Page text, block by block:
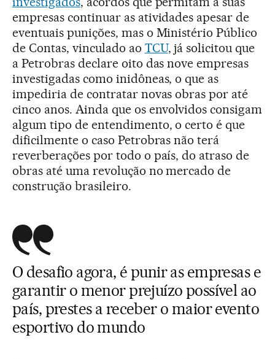
empresas continuar as atividades apesar de
eventuais punições, mas o Ministério Público
de Contas, vinculado ao TCU, já solicitou que
a Petrobras declare oito das nove empresas
investigadas como inidôneas, o que as
impediria de contratar novas obras por até
cinco anos. Ainda que os envolvidos consigam
algum tipo de entendimento, o certo é que
dificilmente o caso Petrobras não terá
reverberações por todo o país, do atraso de
obras até uma revolução no mercado de
construção brasileiro.
O desafio agora, é punir as empresas e
garantir o menor prejuízo possível ao
país, prestes a receber o maior evento
esportivo do mundo